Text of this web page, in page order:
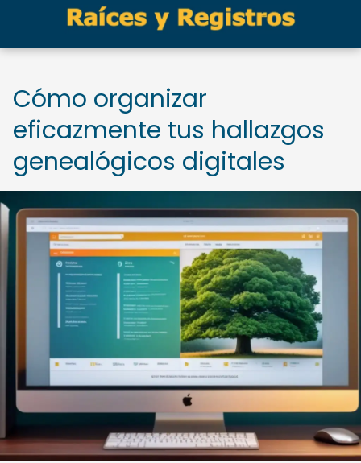
Cómo organizar
eficazmente tus hallazgos
genealógicos digitales